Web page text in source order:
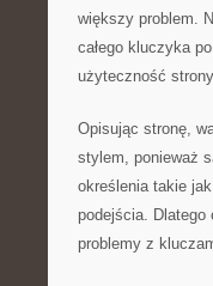
większy problem.
całego kluczyka
użyteczność
Opisując stronę,
stylem, ponieważ
określenia takie
podejścia. Dlatego
problemy z